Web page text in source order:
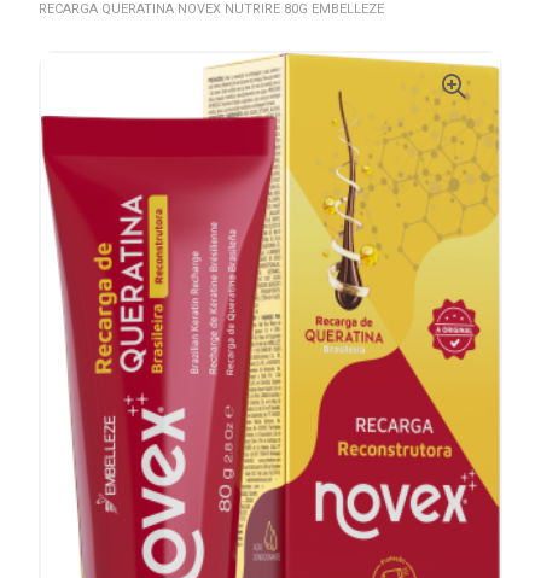
RECARGA QUERATINA NOVEX NUTRIRE 80G EMBELLEZE